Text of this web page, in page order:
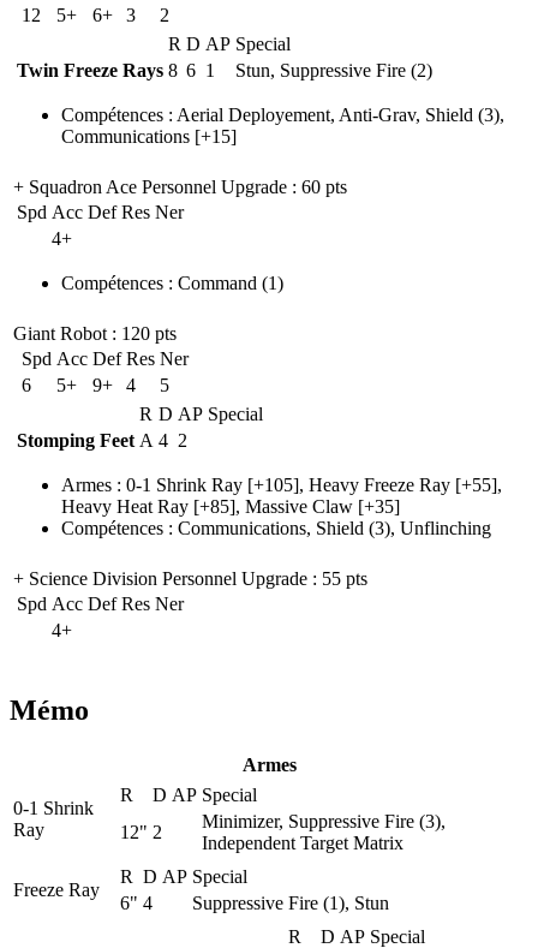
12
5+ 6+ 3
2
R D AP Special
Twin Freeze Rays 8 6 1 Stun, Suppressive Fire (2)
Compétences : Aerial Deployement, Anti-Grav, Shield (3),
Communications [+15]
+ Squadron Ace Personnel Upgrade : 60 pts
Spd Acc Def Res Ner
4+
Compétences : Command (1)
Giant Robot : 120 pts
Spd Acc Def Res Ner
6
5+ 9+ 4
5
R D AP Special
Stomping Feet A 4 2
Armes : 0-1 Shrink Ray [+105], Heavy Freeze Ray [+55],
Heavy Heat Ray [+85], Massive Claw [+35]
Compétences : Communications, Shield (3), Unflinching
+ Science Division Personnel Upgrade : 55 pts
Spd Acc Def Res Ner
4+
Mémo
Armes
0-1 Shrink
Ray
R D AP Special
12" 2
Minimizer, Suppressive Fire (3),
Independent Target Matrix
Freeze Ray
R D AP Special
6" 4 Suppressive Fire (1), Stun
R D AP Special